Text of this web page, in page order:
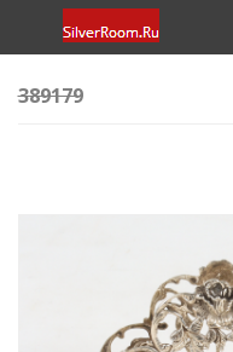
389179